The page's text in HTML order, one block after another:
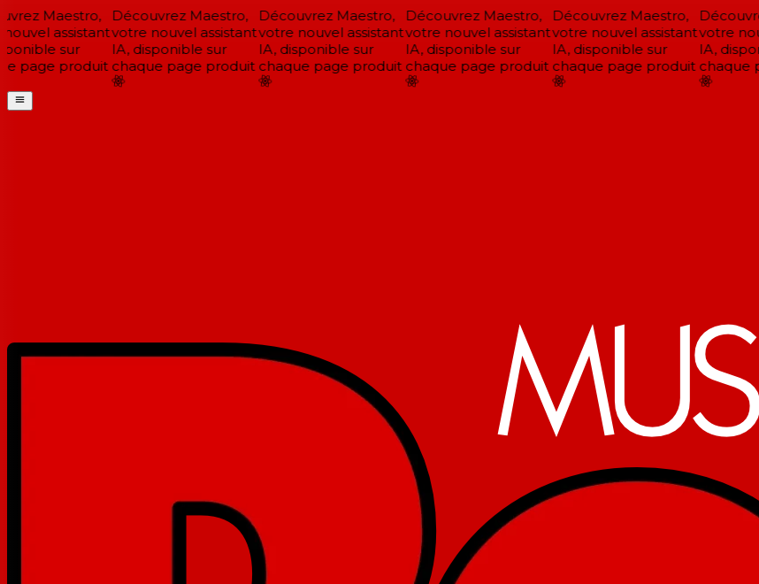
Maestro,
assistant
sur
page produit
Découvrez Maestro,
votre nouvel assistant
IA, disponible sur
chaque page produit
Découvrez Maestro,
votre nouvel assistant
IA, disponible sur
chaque page produit
Découvrez Maestro,
votre nouvel assistant
IA, disponible sur
chaque page produit
Découvrez Maestro,
votre nouvel assistant
IA, disponible sur
chaque page produit
votre
IA,
chaque